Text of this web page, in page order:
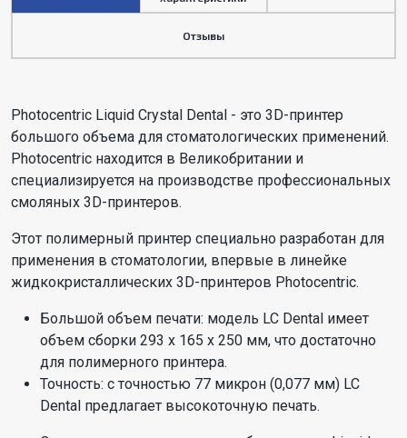
Отзывы
Photocentric Liquid Crystal Dental - это 3D-принтер
большого объема для стоматологических применений.
Photocentric находится в Великобритании и
специализируется на производстве профессиональных
смоляных 3D-принтеров.
Этот полимерный принтер специально разработан для
применения в стоматологии, впервые в линейке
жидкокристаллических 3D-принтеров Photocentric.
Большой объем печати: модель LC Dental имеет
объем сборки 293 x 165 x 250 мм, что достаточно
для полимерного принтера.
Точность: с точностью 77 микрон (0,077 мм) LC
Dental предлагает высокоточную печать.